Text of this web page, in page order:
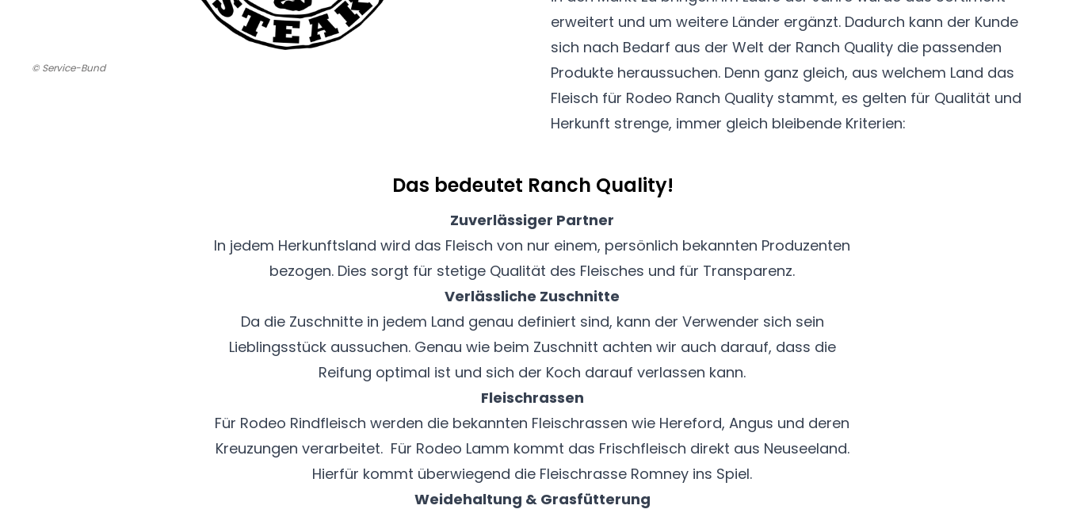
© Service-Bund
erweitert und um weitere Länder ergänzt. Dadurch kann der Kunde
sich nach Bedarf aus der Welt der Ranch Quality die passenden
Produkte heraussuchen. Denn ganz gleich, aus welchem Land das
Fleisch für Rodeo Ranch Quality stammt, es gelten für Qualität und
Herkunft strenge, immer gleich bleibende Kriterien:
Das bedeutet Ranch Quality!
Zuverlässiger Partner
In jedem Herkunftsland wird das Fleisch von nur einem, persönlich bekannten Produzenten
bezogen. Dies sorgt für stetige Qualität des Fleisches und für Transparenz.
Verlässliche Zuschnitte
Da die Zuschnitte in jedem Land genau definiert sind, kann der Verwender sich sein
Lieblingsstück aussuchen. Genau wie beim Zuschnitt achten wir auch darauf, dass die
Reifung optimal ist und sich der Koch darauf verlassen kann.
Fleischrassen
Für Rodeo Rindfleisch werden die bekannten Fleischrassen wie Hereford, Angus und deren
Kreuzungen verarbeitet. Für Rodeo Lamm kommt das Frischfleisch direkt aus Neuseeland.
Hierfür kommt überwiegend die Fleischrasse Romney ins Spiel.
Weidehaltung & Grasfütterung